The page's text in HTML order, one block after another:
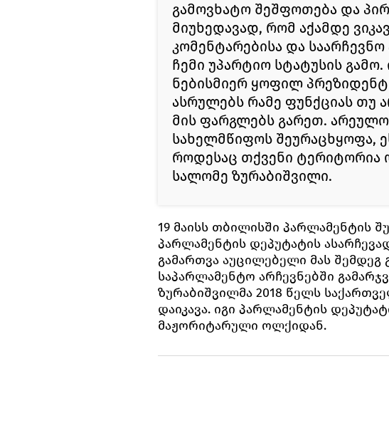
გამოვხატო შეშფოთება და
მიუხედავად, რომ აქამდე
კომენტარებისა და საარჩევნო
ჩემი უპარტიო სტატუსის
ნებისმიერ ყოფილ
ასრულებს რამე ფუნქციას თუ
მის ფარგლებს გარეთ.
სახელმწიფოს შეურაცხყოფა,
როდესაც თქვენი ტერიტორია
სალომე ზურაბიშვილი.
19 მაისს თბილისში პარლამენტის
პარლამენტის დეპუტატის
გამართვა აუცილებელი მას შემდეგ
საპარლამენტო არჩევნებში
ზურაბიშვილმა 2018 წელს
დაიკავა. იგი პარლამენტის
მაჟორიტარული ოლქიდან.